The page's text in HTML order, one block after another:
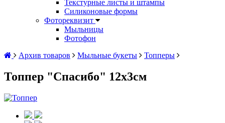
Текстурные листы и штампы
Силиконовые формы
Фотореквизит
Мыльницы
Фотофон
Архив товаров
Мыльные букеты Топперы
Топпер "Спасибо" 12х3см